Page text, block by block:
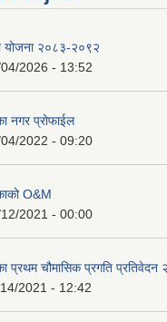
योजना २०८३-२०९२
2026 - 13:52
नगर प्रोफाईल
2022 - 09:20
O&M
2021 - 00:00
प्रथम चौमासिक प्रगति
2021 - 12:42